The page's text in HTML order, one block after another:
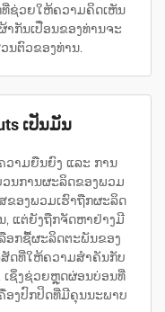
ຊ່ວຍໃຫ້ຄວາມຄິດເຫັນ
າກັນເປື່ອນຂອງທ່ານຈະ
ນຕົວຂອງທ່ານ.
ເປັນມັນ
າມຍືນຍົງ ແລະ ການ
ນການຜະລິດຂອງພວມ
ຂອງພວມເຮົາຖືກຜະລິດ
, ແຕ່ຍັງຖືກຈັດຫາຢ່າງມີ
ອກຊື້ຜະລິດຕະພັນຂອງ
ດທີ່ໃຫ້ຄວາມສຳຄັນກັບ
ຊິ່ງຊ່ວຍຫຼຸດຜ່ອນບ່ອນທີ່
ອງປົກປິດທີ່ມີຄຸນນະພາບ